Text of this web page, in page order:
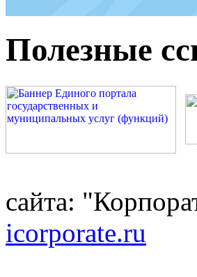
Полезные
сайта:
icorporate.ru